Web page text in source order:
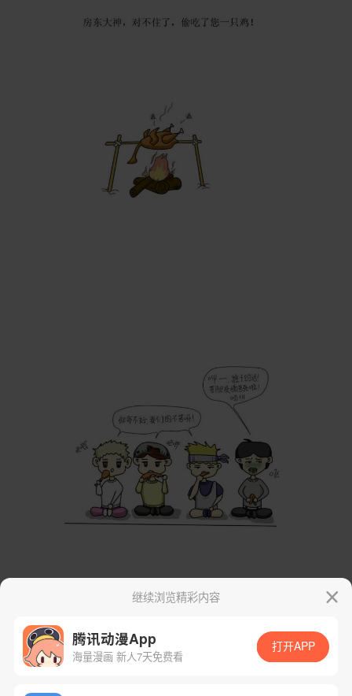
App免费看
继续浏览精彩内容
腾讯动漫App
海量漫画 新人7天免费看
打开APP